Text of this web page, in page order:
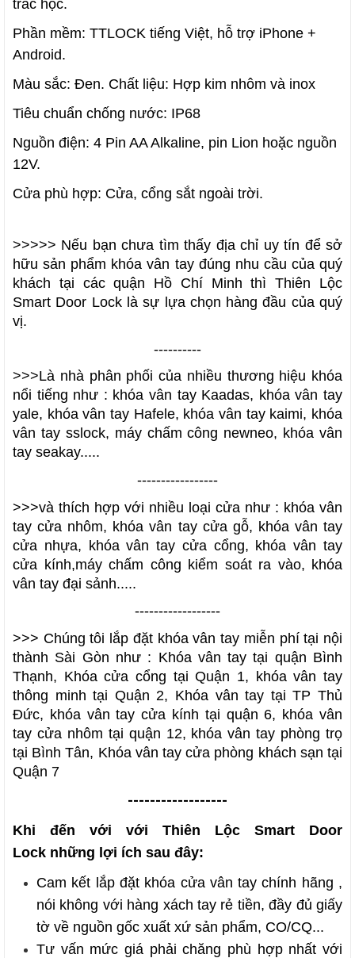
trắc học.
Phần mềm: TTLOCK tiếng Việt, hỗ trợ iPhone +
Android.
Màu sắc: Đen. Chất liệu: Hợp kim nhôm và inox
Tiêu chuẩn chống nước: IP68
Nguồn điện: 4 Pin AA Alkaline, pin Lion hoặc nguồn
12V.
Cửa phù hợp: Cửa, cổng sắt ngoài trời.
>>>>> Nếu bạn chưa tìm thấy địa chỉ uy tín để sở
hữu sản phẩm khóa vân tayđúng nhu cầu của quý
khách tại các quận Hồ Chí Minh thìThiên Lộc
Smart Door Locklà sự lựa chọn hàng đầu của quý
vị.
----------
>>>Là nhà phân phối của nhiều thương hiệu khóa
nổi tiếng như : khóa vân tay Kaadas, khóa vân tay
yale, khóa vân tay Hafele, khóa vân tay kaimi, khóa
vân tay sslock, máy chấm công newneo, khóa vân
tay seakay.....
-----------------
>>>và thích hợp với nhiều loại cửa như : khóa vân
tay cửa nhôm, khóa vân tay cửa gỗ, khóa vân tay
cửa nhựa, khóa vân tay cửa cổng, khóa vân tay
cửa kính,máy chấm công kiểm soát ra vào, khóa
vân tay đại sảnh.....
------------------
>>> Chúng tôi lắp đặt khóa vân tay miễn phí tại nội
thành Sài Gòn như : Khóa vân tay tại quận Bình
Thạnh, Khóa cửa cổng tại Quận 1, khóa vân tay
thông minh tại Quận 2, Khóa vân tay tại TP Thủ
Đức, khóa vân tay cửa kính tại quận 6, khóa vân
tay cửa nhôm tại quận 12, khóa vân tay phòng trọ
tại Bình Tân, Khóa vân tay cửa phòng khách sạn tại
Quận 7
------------------
Khi đến với với Thiên Lộc Smart Door
Lock những lợi ích sau đây:
Cam kết lắp đặt khóa cửa vân tay chính hãng ,
nói không với hàng xách tay rẻ tiền, đầy đủ giấy
tờ về nguồn gốc xuất xứ sản phẩm, CO/CQ...
Tư vấn mức giá phải chăng phù hợp nhất với